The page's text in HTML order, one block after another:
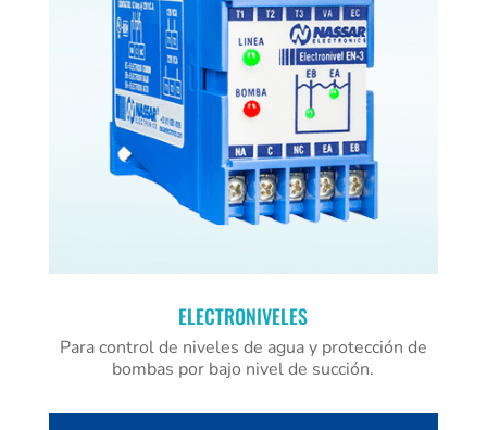
ELECTRONIVELES
Para control de niveles de agua y protección de
bombas por bajo nivel de succión.